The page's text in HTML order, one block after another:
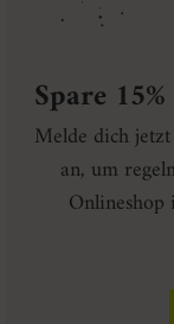
Spare
Melde dich
an, um